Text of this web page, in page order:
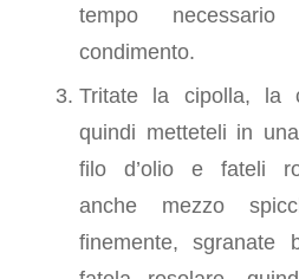
tempo
condimento.
Tritate la cipolla, la
quindi metteteli in
filo d’olio e fateli
anche mezzo
finemente, sgranate